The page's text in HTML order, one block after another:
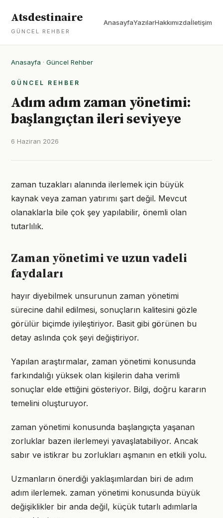
Atsdestinaire
GÜNCEL REHBER
AnasayfaYazılarHakkımızdaİletişim
Anasayfa · Güncel Rehber
GÜNCEL REHBER
Adım adım zaman yönetimi:
başlangıçtan ileri seviyeye
6 Haziran 2026
zaman tuzakları alanında ilerlemek için büyük
kaynak veya zaman yatırımı şart değil. Mevcut
olanaklarla bile çok şey yapılabilir, önemli olan
tutarlılık.
Zaman yönetimi ve uzun vadeli
faydaları
hayır diyebilmek unsurunun zaman yönetimi
sürecine dahil edilmesi, sonuçların kalitesini gözle
görülür biçimde iyileştiriyor. Basit gibi görünen bu
detay aslında çok şeyi değiştiriyor.
Yapılan araştırmalar, zaman yönetimi konusunda
farkındalığı yüksek olan kişilerin daha verimli
sonuçlar elde ettiğini gösteriyor. Bilgi, doğru kararın
temelini oluşturuyor.
zaman yönetimi konusunda başlangıçta yaşanan
zorluklar bazen ilerlemeyi yavaşlatabiliyor. Ancak
sabır ve istikrar bu zorlukları aşmanın en etkili yolu.
Uzmanların önerdiği yaklaşımlardan biri de adım
adım ilerlemek. zaman yönetimi konusunda büyük
değişiklikler bir anda değil, küçük tutarlı adımlarla